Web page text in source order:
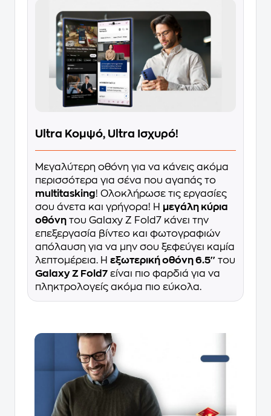
Ultra Κομψό, Ultra Ισχυρό!
Μεγαλύτερη οθόνη για να κάνεις ακόμα
περισσότερα για σένα που αγαπάς το
multitasking! Ολοκλήρωσε τις εργασίες
σου άνετα και γρήγορα! Η μεγάλη κύρια
οθόνη του Galaxy Z Fold7 κάνει την
επεξεργασία βίντεο και φωτογραφιών
απόλαυση για να μην σου ξεφεύγει καμία
λεπτομέρεια. Η εξωτερική οθόνη 6.5'' του
Galaxy Z Fold7 είναι πιο φαρδιά για να
πληκτρολογείς ακόμα πιο εύκολα.